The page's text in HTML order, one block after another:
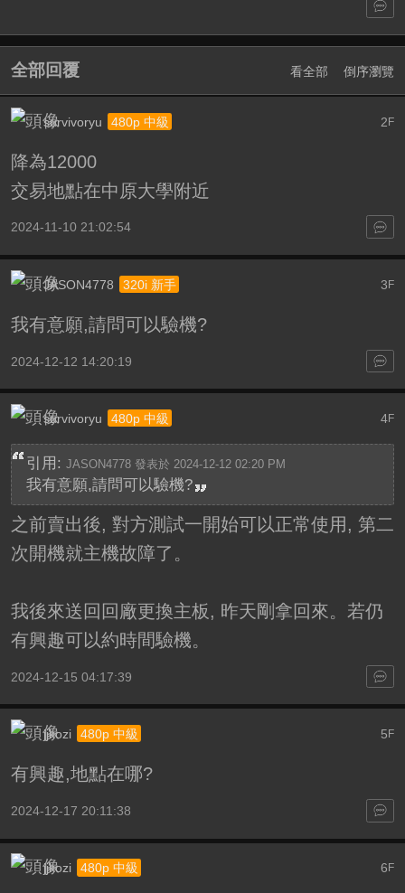
全部回覆 看全部 倒序瀏覽
2F
survivoryu 480p 中級
降為12000
交易地點在中原大學附近
2024-11-10 21:02:54
3 F
JASON4778 320i 新手
我有意願,請問可以驗機?
2024-12-12 14:20:19
4F
survivoryu 480p 中級
引用: JASON4778 發表於 2024-12-12 02:20 PM
我有意願,請問可以驗機?
之前賣出後, 對方測試一開始可以正常使用, 第二
次開機就主機故障了。
我後來送回回廠更換主板, 昨天剛拿回來。若仍
有興趣可以約時間驗機。
2024-12-15 04:17:39
5 F
jjkozi 480p 中級
有興趣,地點在哪?
2024-12-17 20:11:38
6 F
jjkozi 480p 中級